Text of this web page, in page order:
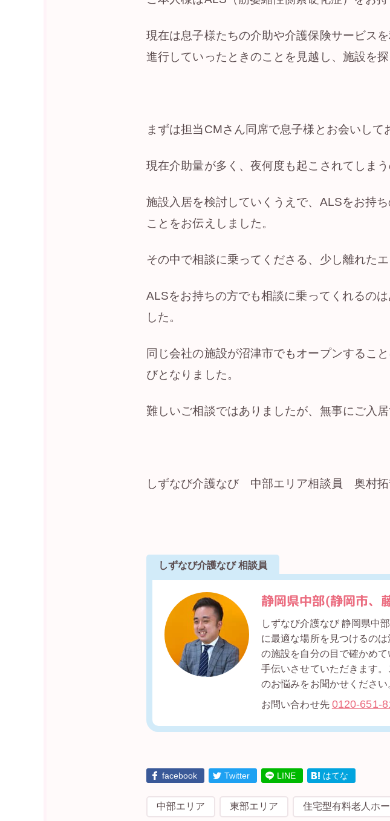
現在は息子様たちの介助や介護保険サービス
進行していったときのことを見越し、施設を探
まずは担当CMさん同席で息子様とお会いして
現在介助量が多く、夜何度も起こされてしま
施設入居を検討していくうえで、ALSをお持
ことをお伝えしました。
その中で相談に乗ってくださる、少し離れた
ALSをお持ちの方でも相談に乗ってくれるの
した。
同じ会社の施設が沼津市でもオープンするこ
びとなりました。
難しいご相談ではありましたが、無事にご入
しずなび介護なび 中部エリア相談員 奥村
しずなび介護なび 相談員
静岡県中部(静岡市、
しずなび介護なび 静岡県中
に最適な場所を見つけるの
の施設を自分の目で確かめ
手伝いさせていただきます
のお悩みをお聞かせください
お問い合わせ先 0120-651-
facebook Twitter LINE はてな
中部エリア 東部エリア 住宅型有料老人ホ